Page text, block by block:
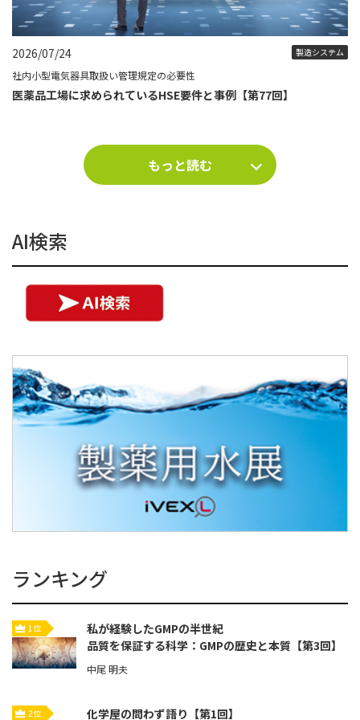
2026/07/24 製造システム
社内小型電気器具取扱い管理規定の必要性
医薬品工場に求められているHSE要件と事例【第77回】
もっと読む
AI検索
ランキング
1位
私が経験したGMPの半世紀
品質を保証する科学：GMPの歴史と本質【第3回】
中尾 明夫
2位 化学屋の問わず語り【第1回】